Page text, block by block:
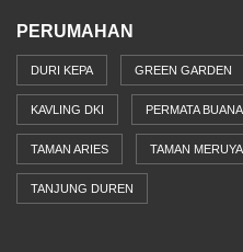
PERUMAHAN
DURI KEPA GREEN GARDEN
KAVLING DKI PERMATA BUANA
TAMAN ARIES TAMAN
TANJUNG DUREN